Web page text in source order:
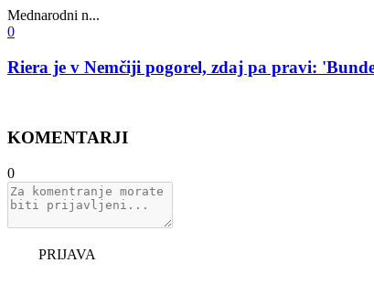
Mednarodni n...
0
Riera je v Nemčiji pogorel, zdaj pa pravi:
KOMENTARJI
0
PRIJAVA